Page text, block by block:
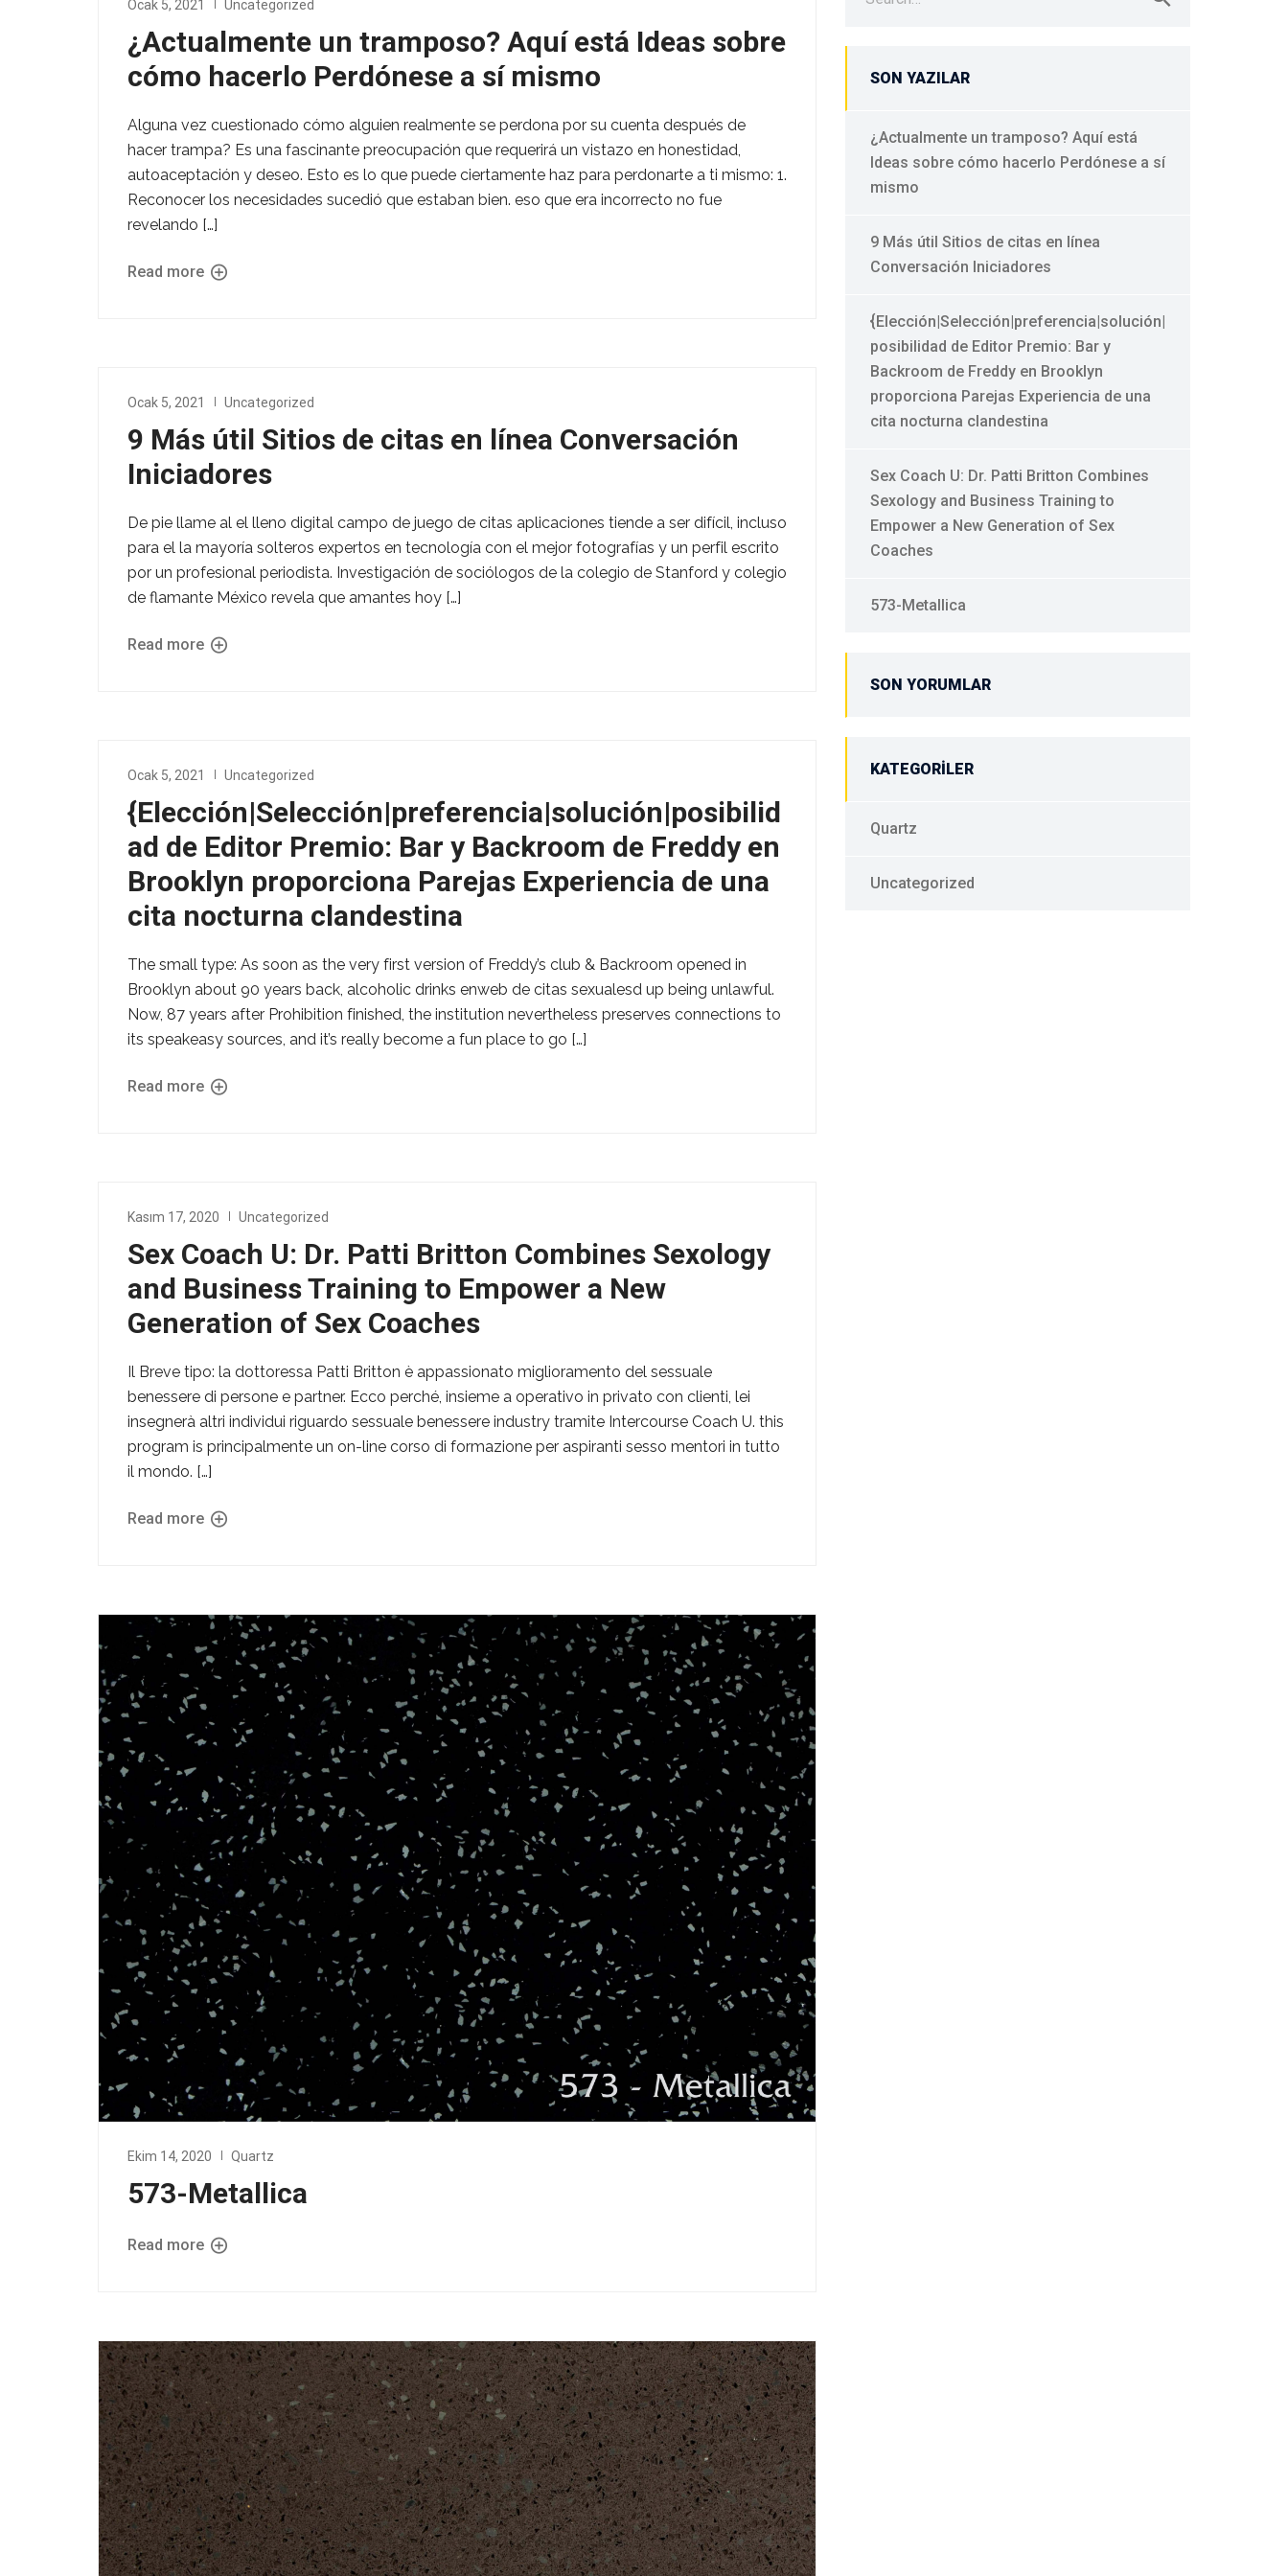
Ocak 5, 2021 Uncategorized
¿Actualmente un tramposo? Aquí está Ideas sobre
cómo hacerlo Perdónese a sí mismo
Alguna vez cuestionado cómo alguien realmente se perdona por su cuenta después de
hacer trampa? Es una fascinante preocupación que requerirá un vistazo en honestidad,
autoaceptación y deseo. Esto es lo que puede ciertamente haz para perdonarte a ti mismo: 1.
Reconocer los necesidades sucedió que estaban bien. eso que era incorrecto no fue
revelando […]
Read more
Ocak 5, 2021 Uncategorized
9 Más útil Sitios de citas en línea Conversación
Iniciadores
De pie llame al el lleno digital campo de juego de citas aplicaciones tiende a ser difícil, incluso
para el la mayoría solteros expertos en tecnología con el mejor fotografías y un perfil escrito
por un profesional periodista. Investigación de sociólogos de la colegio de Stanford y colegio
de flamante México revela que amantes hoy […]
Read more
Ocak 5, 2021 Uncategorized
{Elección|Selección|preferencia|solución|posibilid
ad de Editor Premio: Bar y Backroom de Freddy en
Brooklyn proporciona Parejas Experiencia de una
cita nocturna clandestina
The small type: As soon as the very first version of Freddy’s club & Backroom opened in
Brooklyn about 90 years back, alcoholic drinks enweb de citas sexualesd up being unlawful.
Now, 87 years after Prohibition finished, the institution nevertheless preserves connections to
its speakeasy sources, and it’s really become a fun place to go […]
Read more
Kasım 17, 2020 Uncategorized
Sex Coach U: Dr. Patti Britton Combines Sexology
and Business Training to Empower a New
Generation of Sex Coaches
Il Breve tipo: la dottoressa Patti Britton è appassionato miglioramento del sessuale
benessere di persone e partner. Ecco perché, insieme a operativo in privato con clienti, lei
insegnerà altri individui riguardo sessuale benessere industry tramite Intercourse Coach U. this
program is principalmente un on-line corso di formazione per aspiranti sesso mentori in tutto
il mondo. […]
Read more
Ekim 14, 2020 Quartz
573-Metallica
Read more
for:
SON YAZILAR
¿Actualmente un tramposo? Aquí está
Ideas sobre cómo hacerlo Perdónese a sí
mismo
9 Más útil Sitios de citas en línea
Conversación Iniciadores
{Elección|Selección|preferencia|solución|
posibilidad de Editor Premio: Bar y
Backroom de Freddy en Brooklyn
proporciona Parejas Experiencia de una
cita nocturna clandestina
Sex Coach U: Dr. Patti Britton Combines
Sexology and Business Training to
Empower a New Generation of Sex
Coaches
573-Metallica
SON YORUMLAR
KATEGORILER
Quartz
Uncategorized